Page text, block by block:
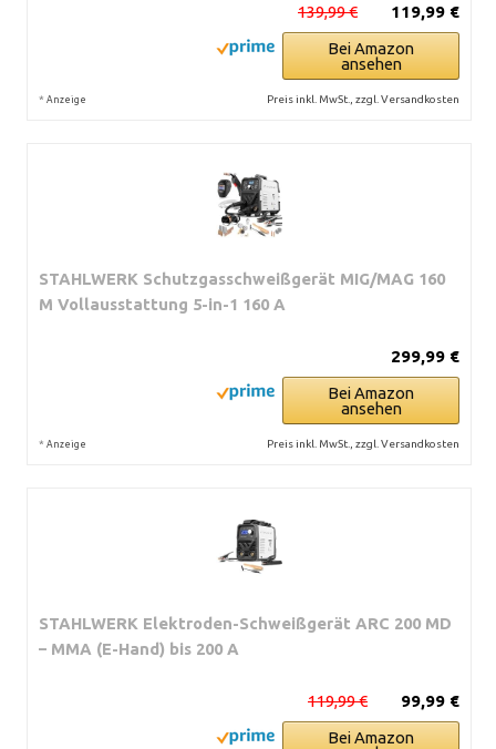
119,99 €
139,99 €
Bei Amazon
ansehen
* Anzeige Preis inkl. MwSt., zzgl. Versandkosten
STAHLWERK Schutzgasschweißgerät MIG/MAG 160
M Vollausstattung 5-in-1 160 A
299,99 €
Bei Amazon
ansehen
* Anzeige Preis inkl. MwSt., zzgl. Versandkosten
STAHLWERK Elektroden-Schweißgerät ARC 200 MD
– MMA (E-Hand) bis 200 A
99,99 €
119,99 €
Bei Amazon